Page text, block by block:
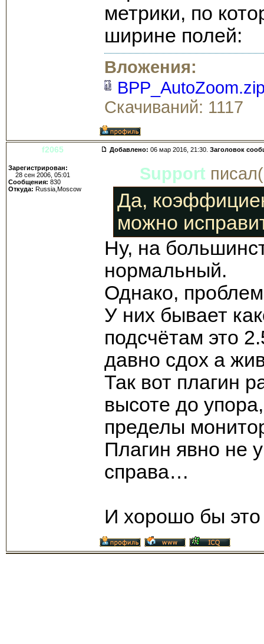
метрики, по
ширине полей:
Вложения:
Скачиваний: 1117
f2065 Добавлено: 06 мар 2016, 21:30. Заголовок
Зарегистрирован:
28 сен 2006, 05:01
Сообщения: 830
Откуда: Russia,Moscow
Support
Да,
можно
Ну, на
нормальный.
Однако,
У них бывает
подсчётам это
давно сдох а
Так вот плагин
высоте до
пределы
Плагин явно не
справа…
И хорошо бы